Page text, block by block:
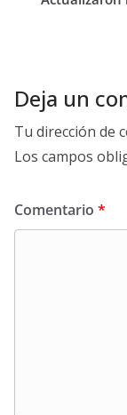
Deja un
Tu dirección de
Los campos
Comentario *